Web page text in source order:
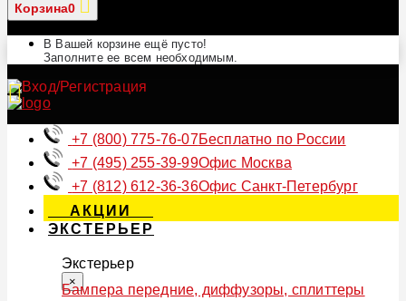
Корзина0
В Вашей корзине ещё пусто!
Заполните ее всем необходимым.
+7 (800) 775-76-07Бесплатно по России
+7 (495) 255-39-99Офис Москва
+7 (812) 612-36-36Офис Санкт-Петербург
АКЦИИ
ЭКСТЕРЬЕР
Экстерьер
×
Бампера передние, диффузоры, сплиттеры